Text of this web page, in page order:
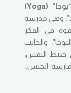
“يوجا” (Yoga)
وهي مدرسة
في الفكر
والجانب
ضبط النفس،
الجنس..